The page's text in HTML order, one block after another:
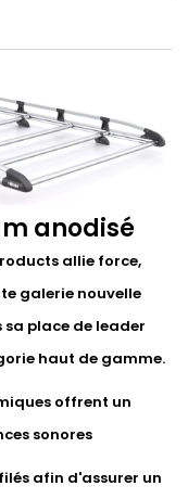
anodisé
allie force,
galerie nouvelle
sa place de leader
haut de gamme.
offrent un
sonores
afin d'assurer un